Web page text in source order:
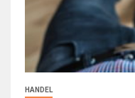
HANDEL